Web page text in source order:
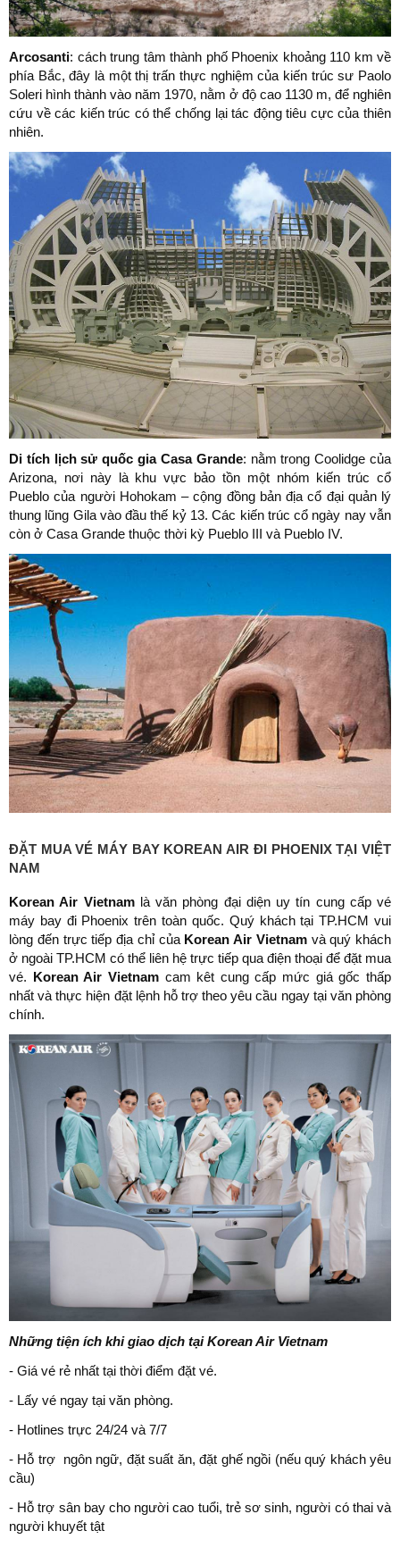
Arcosanti: cách trung tâm thành phố Phoenix khoảng 110 km về
phía Bắc, đây là một thị trấn thực nghiệm của kiến trúc sư Paolo
Soleri hình thành vào năm 1970, nằm ở độ cao 1130 m, để nghiên
cứu về các kiến trúc có thể chống lại tác động tiêu cực của thiên
nhiên.
Di tích lịch sử quốc gia Casa Grande: nằm trong Coolidge của
Arizona, nơi này là khu vực bảo tồn một nhóm kiến trúc cổ
Pueblo của người Hohokam – cộng đồng bản địa cổ đại quản lý
thung lũng Gila vào đầu thế kỷ 13. Các kiến trúc cổ ngày nay vẫn
còn ở Casa Grande thuộc thời kỳ Pueblo III và Pueblo IV.
ĐẶT MUA VÉ MÁY BAY KOREAN AIR ĐI PHOENIX TẠI VIỆT
NAM
Korean Air Vietnamlà văn phòng đại diện uy tín cung cấp vé
máy bay đi Phoenix trên toàn quốc. Quý khách tại TP.HCM vui
lòng đến trực tiếp địa chỉ của Korean Air Vietnamvà quý khách
ở ngoài TP.HCM có thể liên hệ trực tiếp qua điện thoại để đặt mua
vé. Korean Air Vietnamcam kêt cung cấp mức giá gốc thấp
nhất và thực hiện đặt lệnh hỗ trợ theo yêu cầu ngay tại văn phòng
chính.
Những tiện ích khi giao dịch tại Korean Air Vietnam
- Giá vé rẻ nhất tại thời điểm đặt vé.
- Lấy vé ngay tại văn phòng.
- Hotlines trực 24/24 và 7/7
- Hỗ trợ ngôn ngữ, đặt suất ăn, đặt ghế ngồi (nếu quý khách yêu
cầu)
- Hỗ trợ sân bay cho người cao tuổi, trẻ sơ sinh, người có thai và
người khuyết tật